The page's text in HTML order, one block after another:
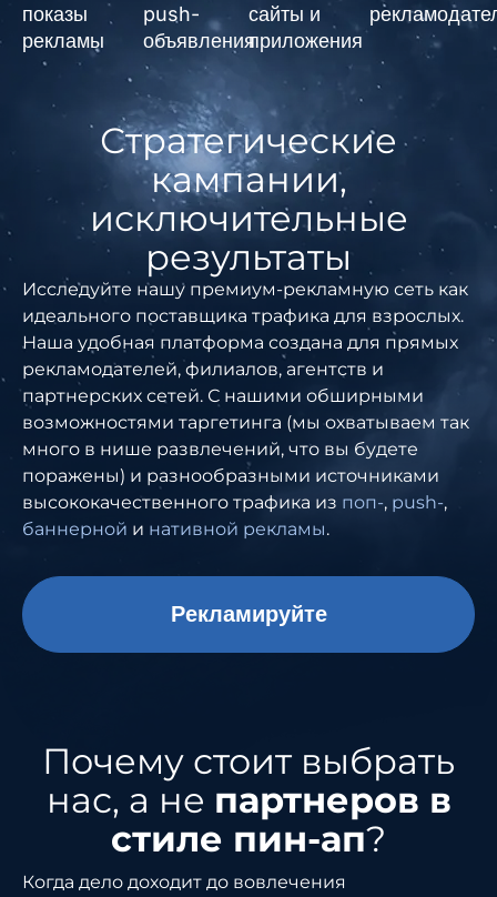
показы
рекламы
push-
объявления
сайты и
приложения
Стратегические
кампании,
исключительные
результаты
Исследуйте нашу премиум-рекламную сеть как
идеального поставщика трафика для взрослых.
Наша удобная платформа создана для прямых
рекламодателей, филиалов, агентств и
партнерских сетей. С нашими обширными
возможностями таргетинга (мы охватываем так
много в нише развлечений, что вы будете
поражены) и разнообразными источниками
высококачественного трафика из поп-, push-,
баннерной и нативной рекламы.
Рекламируйте
Почему стоит выбрать
нас, а не партнеров в
стиле пин-ап?
Когда дело доходит до вовлечения